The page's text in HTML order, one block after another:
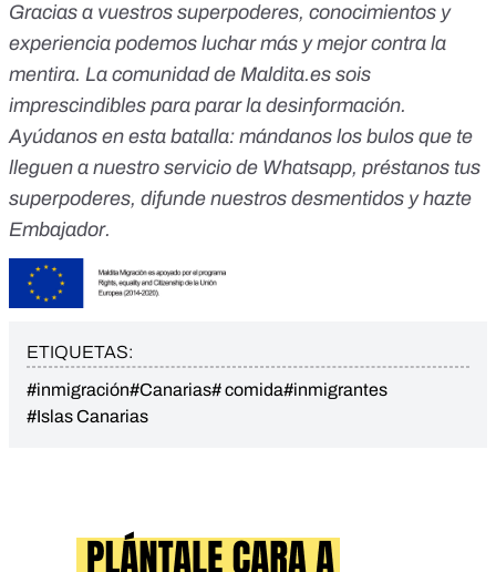
Gracias a vuestros superpoderes, conocimientos y
experiencia podemos luchar más y mejor contra la
mentira. La comunidad de Maldita.es sois
imprescindibles para parar la desinformación.
Ayúdanos en esta batalla: mándanos los bulos que te
lleguen a nuestro servicio de Whatsapp, préstanos tus
superpoderes, difunde nuestros desmentidos yhazte
Embajador.
ETIQUETAS:
#inmigración#Canarias# comida#inmigrantes
#Islas Canarias